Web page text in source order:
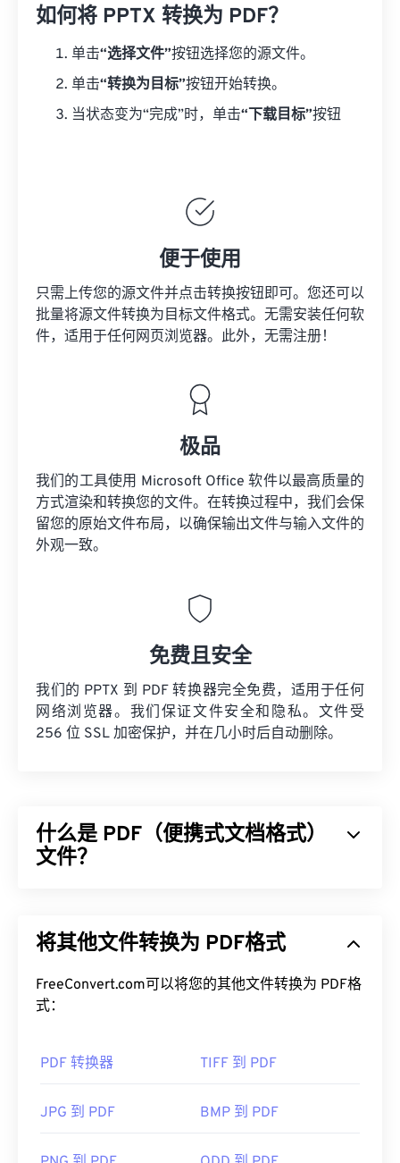
如何将 PPTX 转换为 PDF？
单击“选择文件”按钮选择您的源文件。
单击“转换为目标”按钮开始转换。
当状态变为“完成”时，单击“下载目标”按钮
便于使用
只需上传您的源文件并点击转换按钮即可。您还可以
批量将源文件转换为目标文件格式。无需安装任何软
件，适用于任何网页浏览器。此外，无需注册！
极品
我们的工具使用 Microsoft Office 软件以最高质量的
方式渲染和转换您的文件。在转换过程中，我们会保
留您的原始文件布局，以确保输出文件与输入文件的
外观一致。
免费且安全
我们的 PPTX 到 PDF 转换器完全免费，适用于任何
网络浏览器。我们保证文件安全和隐私。文件受
256 位 SSL 加密保护，并在几小时后自动删除。
什么是 PDF（便携式文档格式）
文件？
之一。PDF 之所以如此受欢迎，是因为它可以保留
都始终保持一致。
大多数人需要打开 PDF 时都会直接使用
无疑是市面上最受欢迎
的免费 PDF 阅读器
你可能永远不需要或不想使用的功能。
将其他文件转换为 PDF格式
FreeConvert.com可以将您的其他文件转换为 PDF格
式：
PDF 转换器 TIFF 到 PDF
JPG 到 PDF BMP 到 PDF